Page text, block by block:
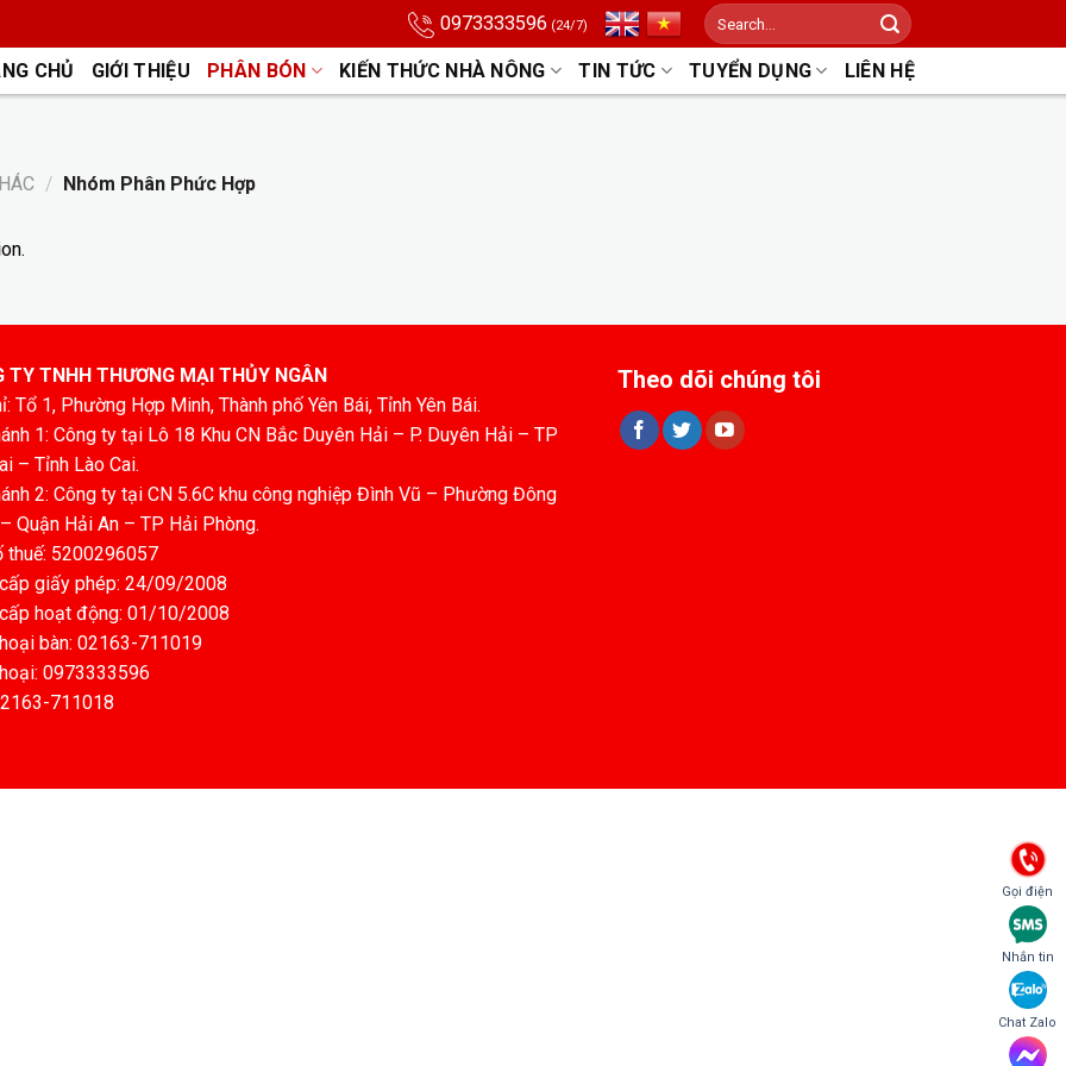
0973333596 (24/7)
Search
for:
CHỦ GIỚI THIỆU PHÂN BÓN KIẾN THỨC NHÀ NÔNG TIN TỨC TUYỂN DỤNG LIÊN HỆ
/ Nhóm Phân Phức Hợp
TY TNHH THƯƠNG MẠI THỦY NGÂN
Tổ 1, Phường Hợp Minh, Thành phố Yên Bái, Tỉnh Yên Bái.
1: Công ty tại Lô 18 Khu CN Bắc Duyên Hải – P. Duyên Hải – TP
– Tỉnh Lào Cai.
2: Công ty tại CN 5.6C khu công nghiệp Đình Vũ – Phường Đông
Quận Hải An – TP Hải Phòng.
thuế: 5200296057
giấy phép: 24/09/2008
hoạt động: 01/10/2008
bàn: 02163-711019
0973333596
711018
Theo dõi chúng tôi
Gọi điện
Nhắn tin
Chat Zalo